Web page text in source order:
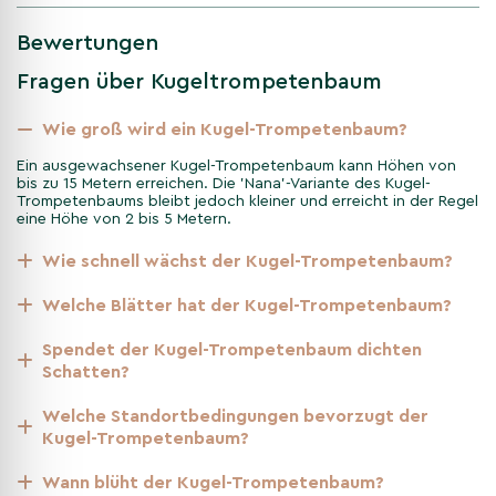
Catalpa bignonioides 'Nana' wächst am besten an einem
sonnigen bis halbschattigen Platz in einem gut durchlässigen
und Hitze, ist jedoch weniger geeignet für windige Standorte.
Krone alle paar Jahre stark zurückgeschnitten werden.
der Kugel-Trompetenbaum in
den Jahreszeiten aus?
'Nana') verändert sein Erscheinungsbild je nach Jahreszeit. Hier
eine Übersicht:
Winter
Bewertungen
Fragen über Kugeltrompetenbaum
Wie groß wird ein Kugel-Trompetenbaum?
Ein ausgewachsener Kugel-Trompetenbaum kann Höhen von
bis zu 15 Metern erreichen. Die 'Nana'-Variante des Kugel-
Trompetenbaums bleibt jedoch kleiner und erreicht in der Regel
eine Höhe von 2 bis 5 Metern.
Wie schnell wächst der Kugel-Trompetenbaum?
Welche Blätter hat der Kugel-Trompetenbaum?
Spendet der Kugel-Trompetenbaum dichten
Schatten?
Welche Standortbedingungen bevorzugt der
Kugel-Trompetenbaum?
Wann blüht der Kugel-Trompetenbaum?